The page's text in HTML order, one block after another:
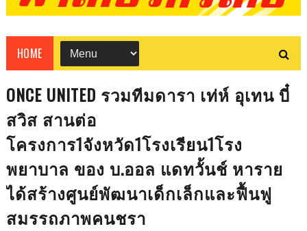
HOME
ONCE UNITED รวมทีมดารา เท่ห์ อุเทน บี๋
สวิส สานต่อ
โครงการ1จังหวัด1โรงเรียน1โรง
พยาบาล ของ บ.ออล แดทวั้นช์ หาราย
ได้สร้างศูนย์พัฒนาเด็กเล็กและฟื้นฟู
สมรรถภาพคนชรา